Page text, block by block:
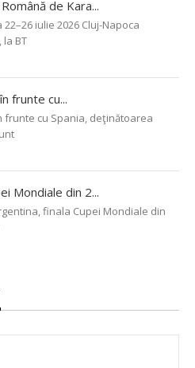
de Kara...
iulie 2026 Cluj-Napoca
la BT
frunte cu...
frunte cu Spania, deţinătoarea
Mondiale din 2...
finala Cupei Mondiale din